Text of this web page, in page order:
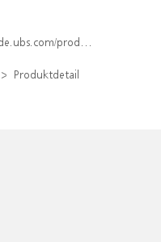
index/isin/DE000WA4ATQ9
Produktdetail